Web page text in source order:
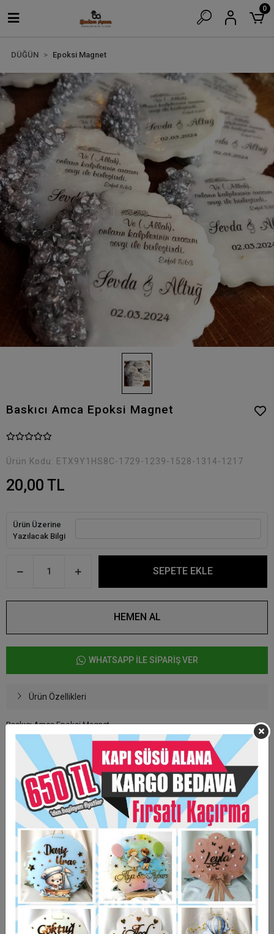
0
DÜĞÜN Epoksi Magnet
Baskıcı Amca Epoksi Magnet
Ürün Kodu: ETX9Y1HS8C-1729-1239-1528-1314-1217
20,00 TL
Ürün Üzerine
Yazılacak Bilgi
SEPETE EKLE
HEMEN AL
WHATSAPP İLE SİPARİŞ VER
Ürün Özellikleri
Baskıcı Amca Epoksi Magnet
Ürün arkası mıknatıslıdır.
Kişiye özel hazırlanmaktadır.ü
En az alım 15 adettir
Taksit Seçenekleri
Garanti Ve Teslimat
Hızlı Gönderi Güvenli Alışveriş İade ve Değişim